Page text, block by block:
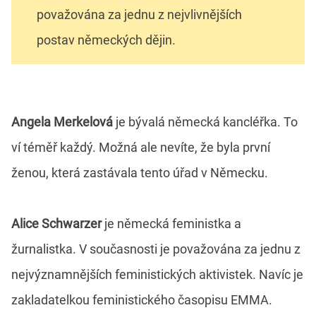
považována za jednu z nejvlivnějších
postav německých dějin.
Angela Merkelová je bývalá německá kancléřka. To
ví téměř každý. Možná ale nevíte, že byla první
ženou, která zastávala tento úřad v Německu.
Alice Schwarzerje německá feministka a
žurnalistka. V současnosti je považována za jednu z
nejvýznamnějších feministických aktivistek. Navíc je
zakladatelkou feministického časopisu EMMA.